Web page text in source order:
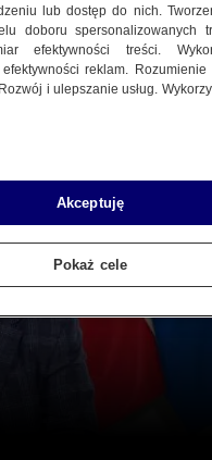
lub dostęp do nich.
doboru spersonalizowanych
efektywności treści.
reklam.
i ulepszanie usług.
Akceptuję
Pokaż cele